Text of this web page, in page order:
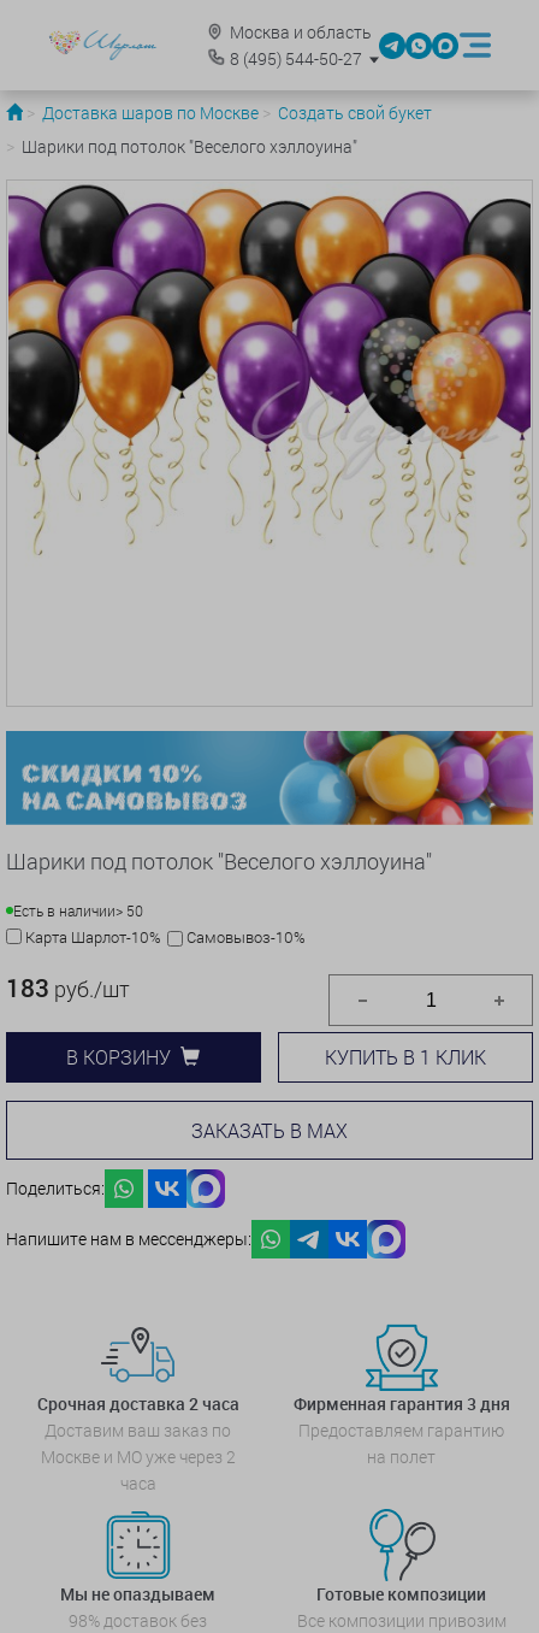
Москва и область
8 (495)544-50-27
Доставка шаров по Москве
Создать свой букет
Шарики под потолок "Веселого хэллоуина"
Шарики под потолок "Веселого хэллоуина"
Есть в наличии> 50
Карта Шарлот-10% Самовывоз-10%
183 руб./шт
В КОРЗИНУ КУПИТЬ В 1 КЛИК
ЗАКАЗАТЬ В MAX
Поделиться:
Напишите нам в мессенджеры:
Срочная доставка 2 часа
Доставим ваш заказ по
Москве и МО уже через 2
часа
Фирменная гарантия 3 дня
Предоставляем гарантию
на полет
Мы не опаздываем
98% доставок без
Готовые композиции
Все композиции привозим